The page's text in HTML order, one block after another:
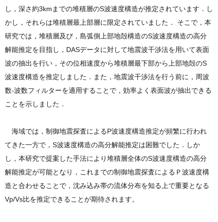
し，深さ約3kmまでの堆積層のS波速度構造が推定されています．し
かし，それらは堆積層最上部層に限定されていました． そこで，本
研究では，堆積層及び，島弧側上部地殻構造のS波速度構造の高分
解能推定を目指し，DASデータに対して地震波干渉法を用いて表面
波の抽出を行い，その位相速度から堆積層最下部から上部地殻のS
波速度構造を推定しました．また，地震波干渉法を行う前に，周波
数-波数フィルターを適用することで，効率よく表面波が抽出できる
ことを示しました．
海域では，制御地震探査によるP波速度構造推定が頻繁に行われ
てきた一方で，S波速度構造の高分解能推定は困難でした．しか
し，本研究で提案した手法により堆積層全体のS波速度構造の高分
解能推定が可能となり，これまでの制御地震探査によるＰ波速度構
造と合わせることで，沈み込み帯の流体分布を知る上で重要となる
Vp/Vs比を推定できることが期待されます。